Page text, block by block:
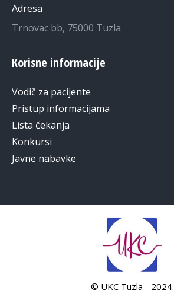
Adresa
Trnovac bb, 75000 Tuzla
Korisne informacije
Vodič za pacijente
Pristup informacijama
Lista čekanja
Konkursi
Javne nabavke
© UKC Tuzla - 2024.